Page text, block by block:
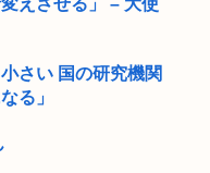
さい 国の研究機関
る」